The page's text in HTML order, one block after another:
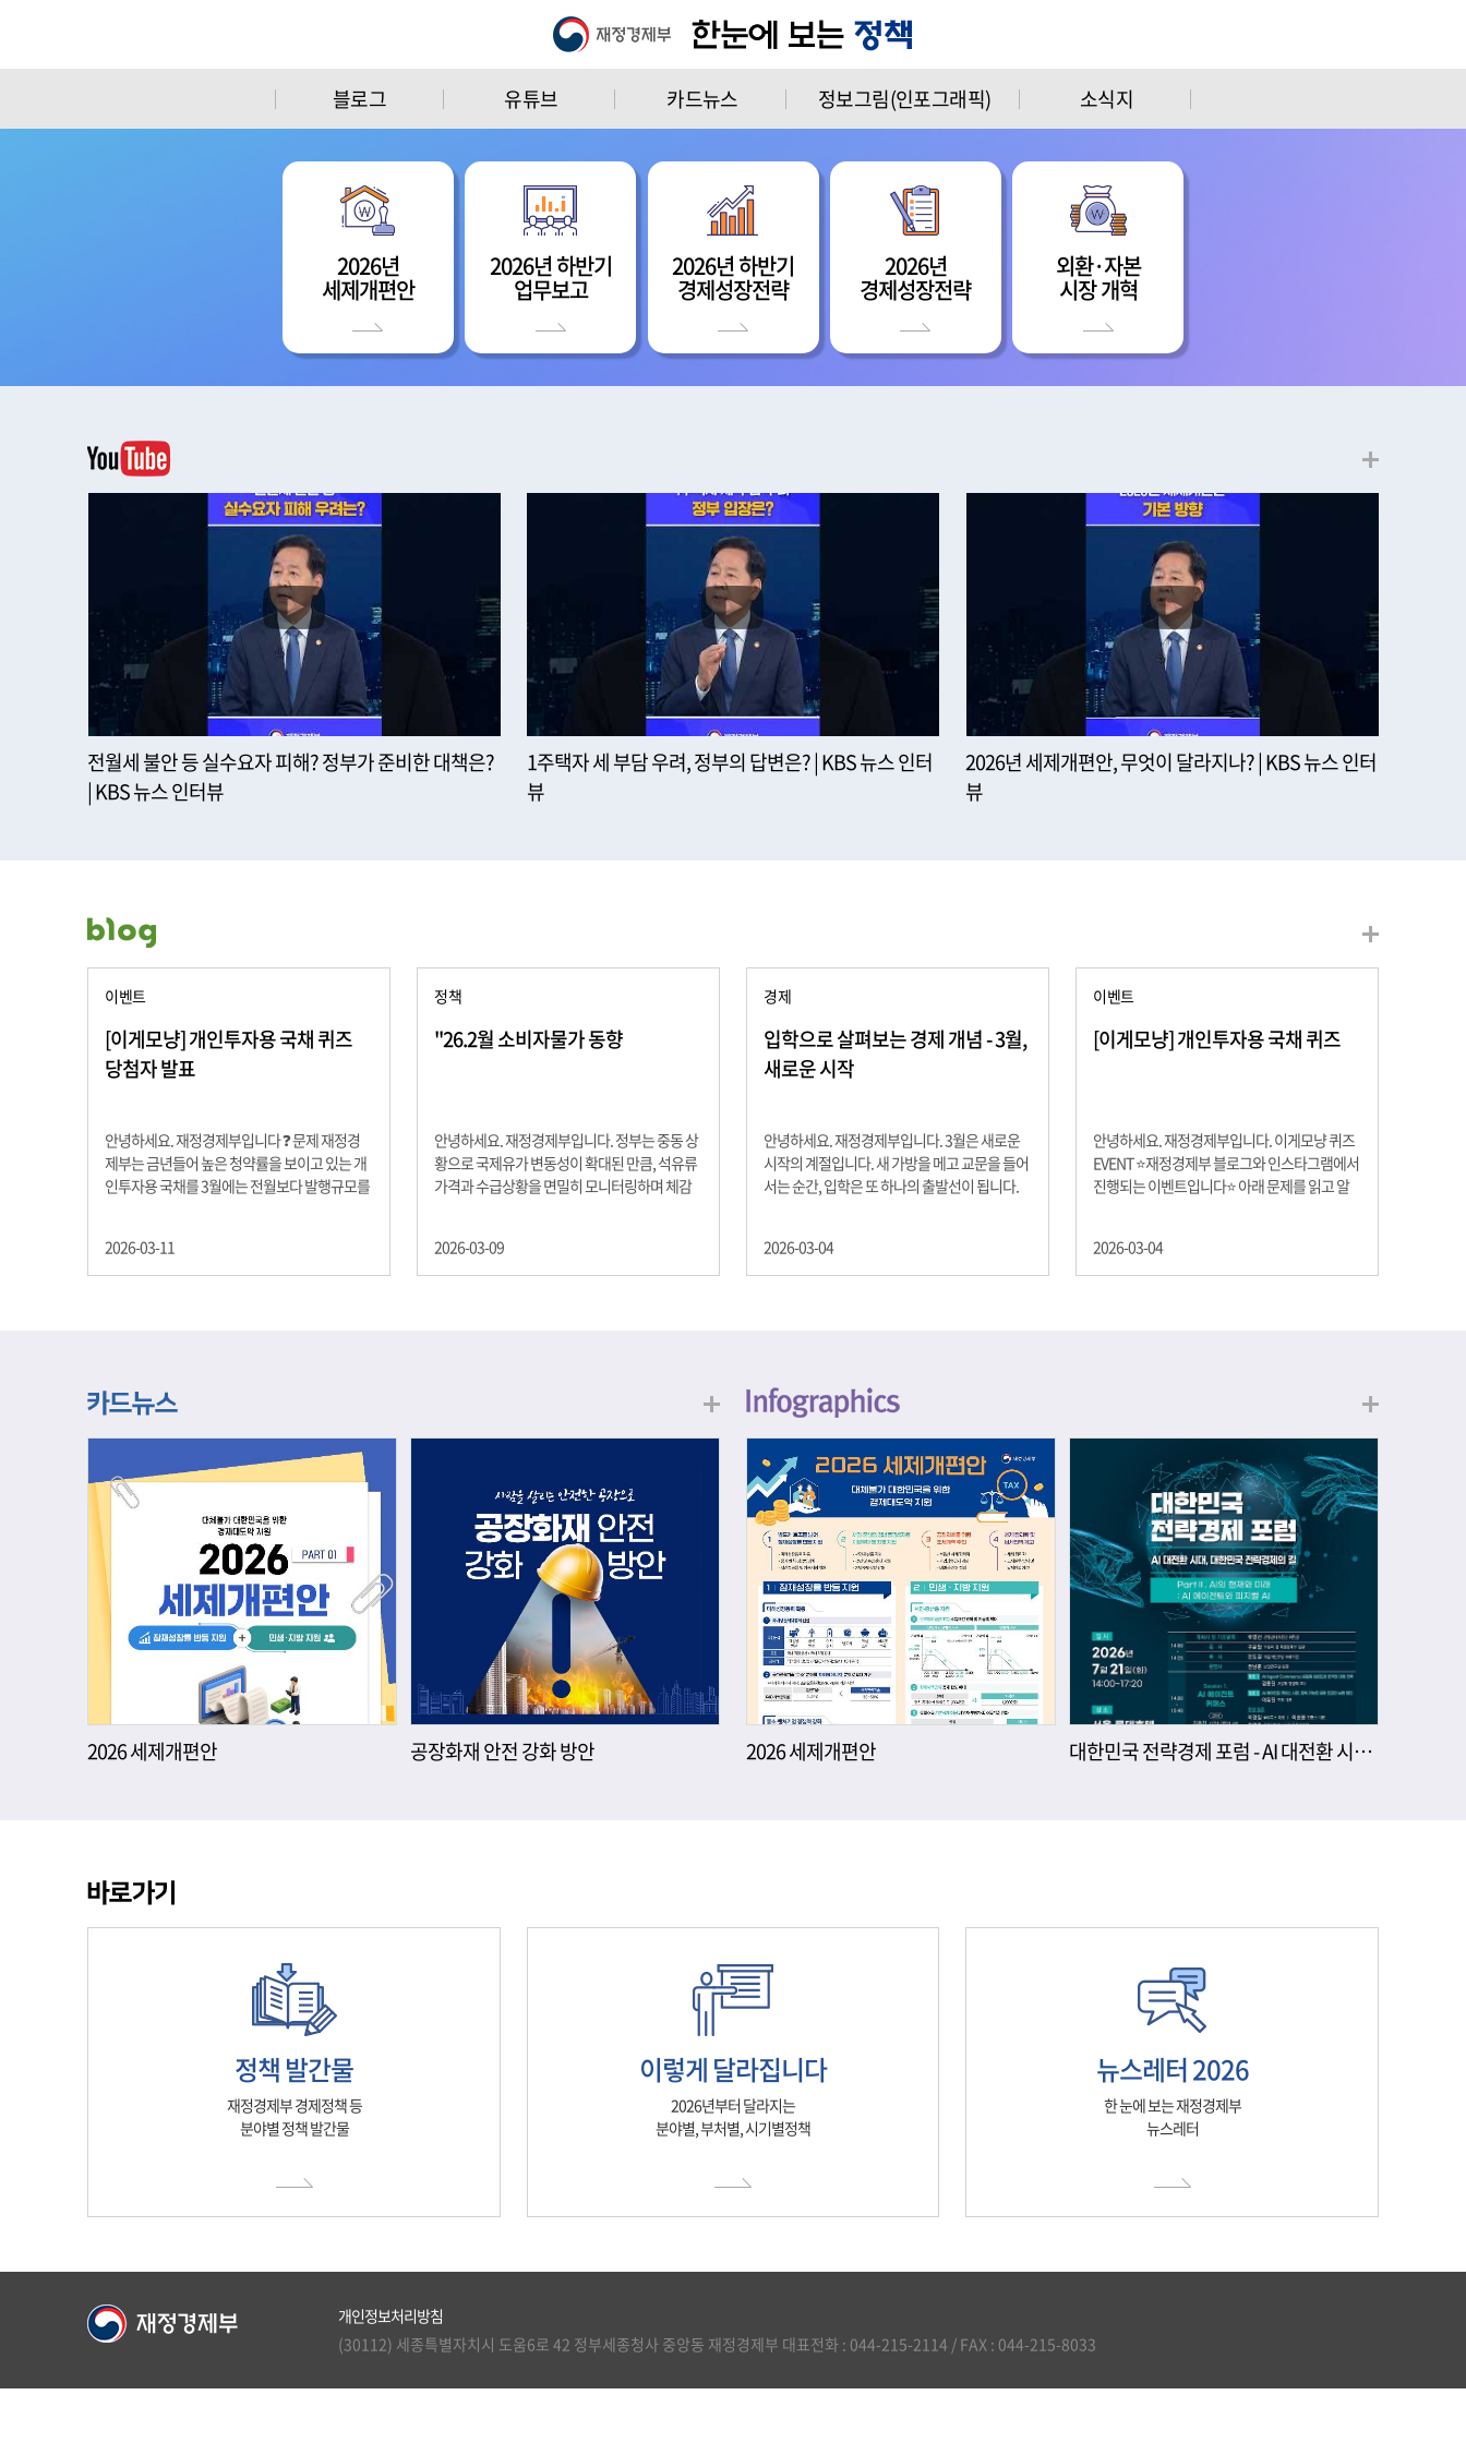
블로그 유튜브 카드뉴스 정보그림(인포그래픽) 소식지
2026년
세제개편안
2026년 하반기
업무보고
2026년 하반기
경제성장전략
2026년
경제성장전략
외환·자본
시장 개혁
전월세 불안 등 실수요자 피해? 정부가 준비한 대책은?
| KBS 뉴스 인터뷰
1주택자 세 부담 우려, 정부의 답변은? | KBS 뉴스 인터
뷰
2026년 세제개편안, 무엇이 달라지나? | KBS 뉴스 인터
뷰
이벤트
[이게모냥] 개인투자용 국채 퀴즈
당첨자 발표
안녕하세요. 재정경제부입니다 ❓ 문제 재정경
제부는 금년들어 높은 청약률을 보이고 있는 개
인투자용 국채를 3월에는 전월보다 발행규모를
년물 900억원, 20년물 300억원입니다. 그렇다
면 3월 개인투자용 국채의 총 발행 예정 금액은
은 인스타그램 개별 DM으로 폼링크를 전달드립
니다.
2026-03-11
정책
"26.2월 소비자물가 동향
안녕하세요. 재정경제부입니다. 정부는 중동 상
황으로 국제유가 변동성이 확대된 만큼, 석유류
가격과 수급상황을 면밀히 모니터링하며 체감
고 추세적 흐름을 보여주는 근원물가는 2.3% 상
승 향후 지정학적 요인, 기상여건 등 불확실성이
2026-03-09
경제
입학으로 살펴보는 경제 개념 - 3월,
새로운 시작
안녕하세요. 재정경제부입니다. 3월은 새로운
시작의 계절입니다. 새 가방을 메고 교문을 들어
서는 순간, 입학은 또 하나의 출발선이 됩니다.
음이기도 합니다. 입학이라는 순간을 경제의 시
각으로 바라보면, 우리는 한 가지 중요한 개념을
식, 친구들과의 협업, 다양한 활동 속에서 얻는
문제 해결 경험은 모두 개인의 역량으로 축적됩
니다. 경제학에서는 이.......
2026-03-04
이벤트
[이게모냥] 개인투자용 국채 퀴즈
안녕하세요. 재정경제부입니다. 이게모냥 퀴즈
EVENT ⭐재정경제부 블로그와 인스타그램에서
진행되는 이벤트입니다⭐ 아래 문제를 읽고 알
자용 국채를 3월에는 전월보다 발행규모를 100
억원 확대합니다. 2026년 3월에 발행 예정인 ⎾
폰 (60명) 참여.......
2026-03-04
2026 세제개편안 공장화재 안전 강화 방안 2026 세제개편안 대한민국 전략경제 포럼 - AI 대전환 시대, 대한민국 전략경제의 길
정책 발간물
재정경제부 경제정책 등
분야별 정책 발간물
이렇게 달라집니다
2026년부터 달라지는
분야별, 부처별, 시기별정책
뉴스레터 2026
한 눈에 보는 재정경제부
뉴스레터
개인정보처리방침
(30112) 세종특별자치시 도움6로 42 정부세종청사 중앙동 재정경제부 대표전화 : 044-215-2114 / FAX : 044-215-8033